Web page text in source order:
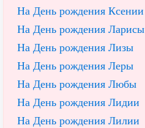
На День рождения Ксении
На День рождения Ларисы
На День рождения Лизы
На День рождения Леры
На День рождения Любы
На День рождения Лидии
На День рождения Лилии